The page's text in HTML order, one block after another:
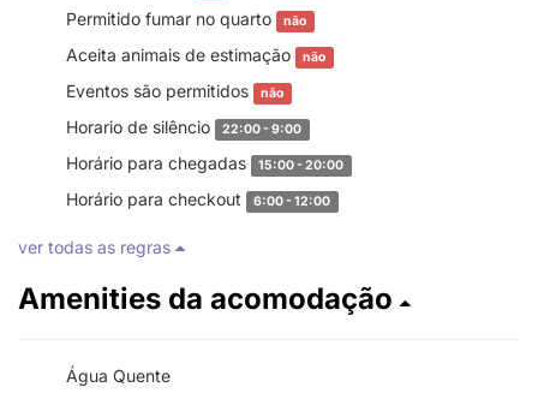
Permitido fumar no quarto não
Aceita animais de estimação não
Eventos são permitidos não
Horario de silêncio 22:00 - 9:00
Horário para chegadas 15:00 - 20:00
Horário para checkout 6:00 - 12:00
ver todas as regras
Amenities da acomodação
Água Quente